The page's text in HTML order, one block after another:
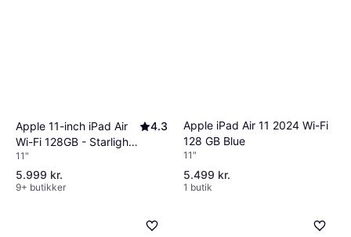
Apple 11-inch iPad Air
Wi-Fi 128GB - Starlight
(M4)
4.3
11"
5.999 kr.
9+ butikker
Apple iPad Air 11 2024 Wi-Fi
128 GB Blue
11"
5.499 kr.
1 butik